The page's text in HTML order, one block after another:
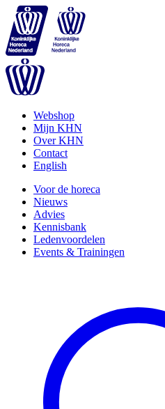
Webshop
Mijn KHN
Over KHN
Contact
English
Voor de horeca
Nieuws
Advies
Kennisbank
Ledenvoordelen
Events & Trainingen